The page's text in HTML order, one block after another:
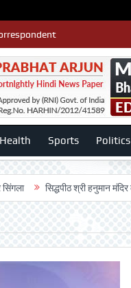
Health Sports Politics
सिद्धपीठ श्री हनुमान मंदिर का 68वां